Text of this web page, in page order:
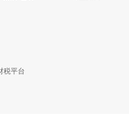
税平台